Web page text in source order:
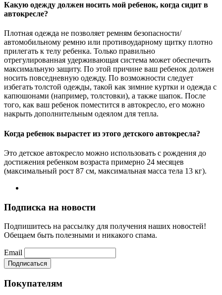
Какую одежду должен носить мой ребенок, когда сидит в
автокресле?
Плотная одежда не позволяет ремням безопасности/
автомобильному ремню или противоударному щитку плотно
прилегать к телу ребенка. Только правильно
отрегулированная удерживающая система может обеспечить
максимальную защиту. По этой причине ваш ребенок должен
носить повседневную одежду. По возможности следует
избегать толстой одежды, такой как зимние куртки и одежда с
капюшонами (например, толстовки), а также шапок. После
того, как ваш ребенок поместится в автокресло, его можно
накрыть дополнительным одеялом для тепла.
Когда ребенок вырастет из этого детского автокресла?
Это детское автокресло можно использовать с рождения до
достижения ребенком возраста примерно 24 месяцев
(максимальный рост 87 см, максимальная масса тела 13 кг).
Подписка на новости
Подпишитесь на рассылку для получения наших новостей!
Обещаем быть полезными и никакого спама.
Email
Покупателям